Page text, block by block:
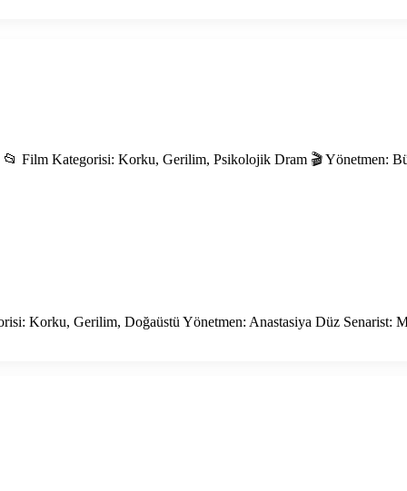
Film Kategorisi: Korku, Gerilim, Psikolojik Dram 🎬 Yönetmen:
Korku, Gerilim, Doğaüstü Yönetmen: Anastasiya Düz Senarist: